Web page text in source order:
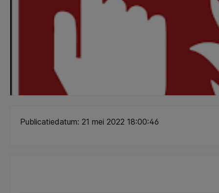
Publicatiedatum: 21 mei 2022 18:00:46